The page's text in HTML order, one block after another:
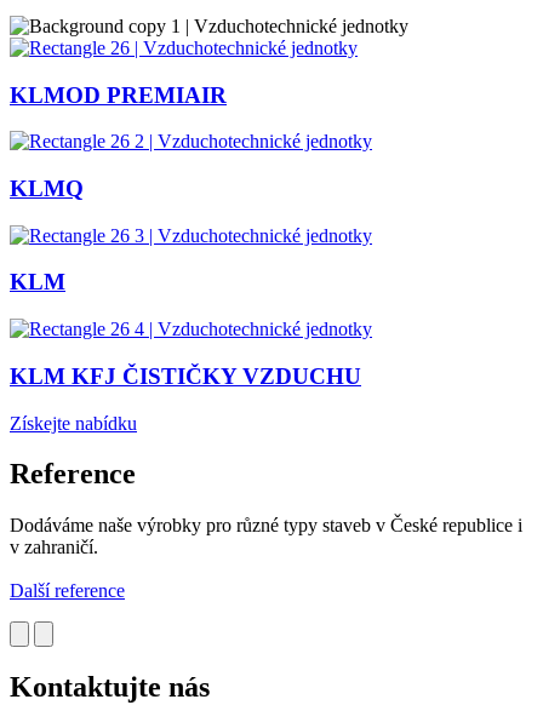
KLMOD PREMIAIR
KLMQ
KLM
KLM KFJ ČISTIČKY VZDUCHU
Získejte nabídku
Reference
Dodáváme naše výrobky pro různé typy staveb v České republice i
v zahraničí.
Další reference
Kontaktujte nás